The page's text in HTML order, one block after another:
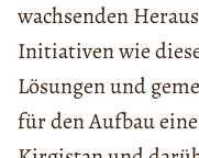
wachsenden
Initiativen wie
Lösungen und
für den Aufbau